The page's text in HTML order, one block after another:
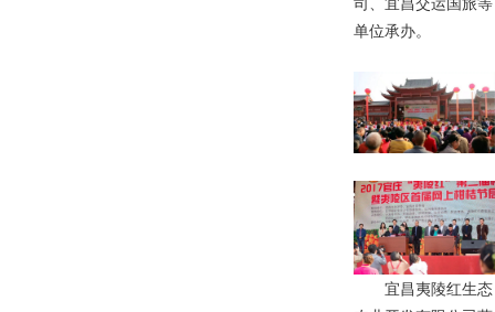
单位承办。
宜昌夷陵红生态